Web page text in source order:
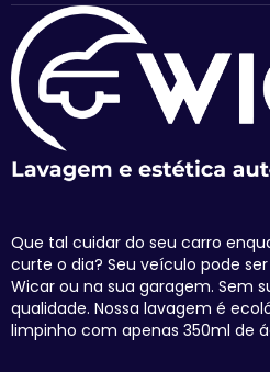
Que tal cuidar do seu carro
curte o dia? Seu veículo pode
Wicar ou na sua garagem. Sem
qualidade. Nossa lavagem é
limpinho com apenas 350ml de